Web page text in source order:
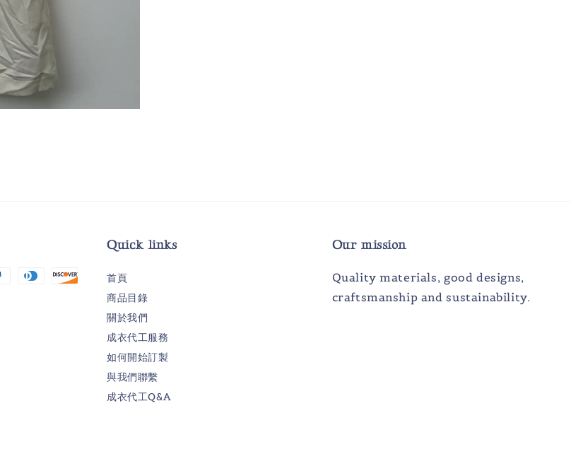
Quick links
首頁
商品目錄
關於我們
成衣代工服務
如何開始訂製
與我們聯繫
成衣代工Q&A
Our mission
Quality materials, good designs,
craftsmanship and sustainability.